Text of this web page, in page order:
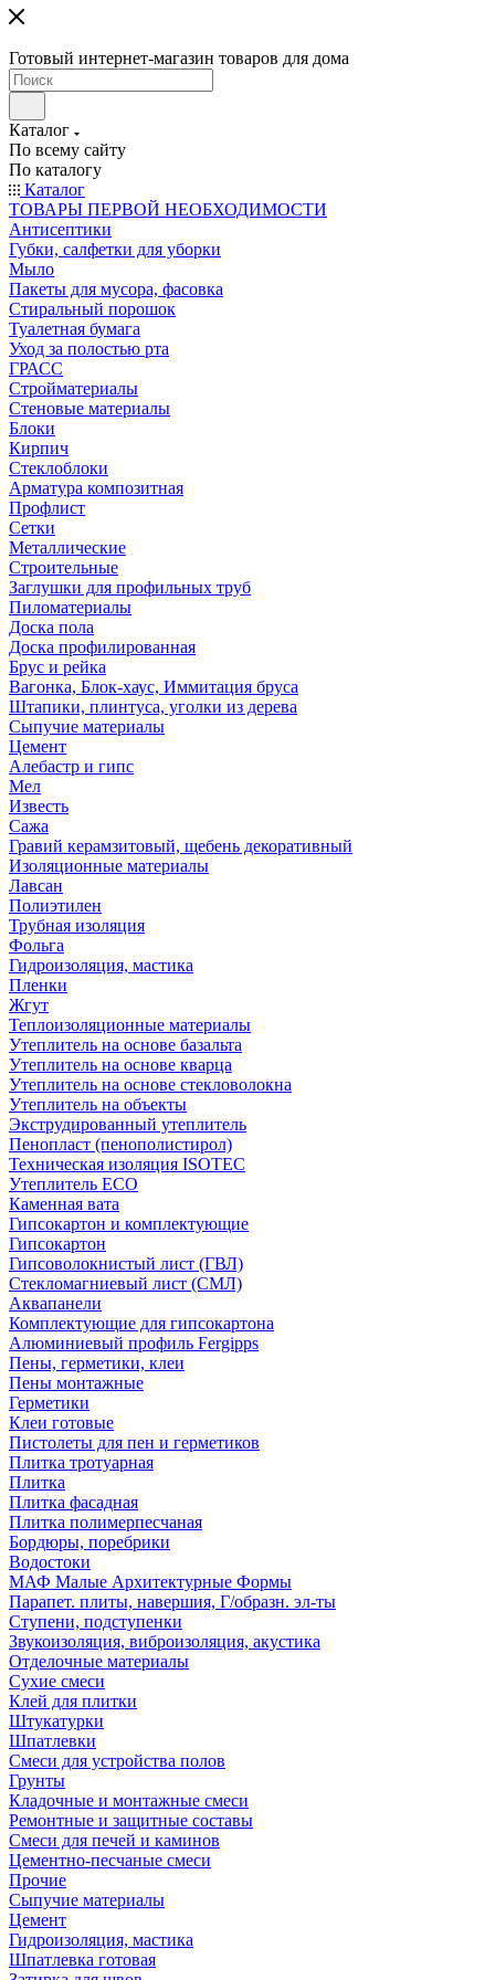
Готовый интернет-магазин товаров для дома
Каталог
По всему сайту
По каталогу
Каталог
ТОВАРЫ ПЕРВОЙ НЕОБХОДИМОСТИ
Антисептики
Губки, салфетки для уборки
Мыло
Пакеты для мусора, фасовка
Стиральный порошок
Туалетная бумага
Уход за полостью рта
ГРАСС
Стройматериалы
Стеновые материалы
Блоки
Кирпич
Стеклоблоки
Арматура композитная
Профлист
Сетки
Металлические
Строительные
Заглушки для профильных труб
Пиломатериалы
Доска пола
Доска профилированная
Брус и рейка
Вагонка, Блок-хаус, Иммитация бруса
Штапики, плинтуса, уголки из дерева
Сыпучие материалы
Цемент
Алебастр и гипс
Мел
Известь
Сажа
Гравий керамзитовый, щебень декоративный
Изоляционные материалы
Лавсан
Полиэтилен
Трубная изоляция
Фольга
Гидроизоляция, мастика
Пленки
Жгут
Теплоизоляционные материалы
Утеплитель на основе базальта
Утеплитель на основе кварца
Утеплитель на основе стекловолокна
Утеплитель на объекты
Экструдированный утеплитель
Пенопласт (пенополистирол)
Техническая изоляция ISOTEC
Утеплитель ECO
Каменная вата
Гипсокартон и комплектующие
Гипсокартон
Гипсоволокнистый лист (ГВЛ)
Стекломагниевый лист (СМЛ)
Аквапанели
Комплектующие для гипсокартона
Алюминиевый профиль Fergipps
Пены, герметики, клеи
Пены монтажные
Герметики
Клеи готовые
Пистолеты для пен и герметиков
Плитка тротуарная
Плитка
Плитка фасадная
Плитка полимерпесчаная
Бордюры, поребрики
Водостоки
МАФ Малые Архитектурные Формы
Парапет. плиты, навершия, Г/образн. эл-ты
Ступени, подступенки
Звукоизоляция, виброизоляция, акустика
Отделочные материалы
Сухие смеси
Клей для плитки
Штукатурки
Шпатлевки
Смеси для устройства полов
Грунты
Кладочные и монтажные смеси
Ремонтные и защитные составы
Смеси для печей и каминов
Цементно-песчаные смеси
Прочие
Сыпучие материалы
Цемент
Гидроизоляция, мастика
Шпатлевка готовая